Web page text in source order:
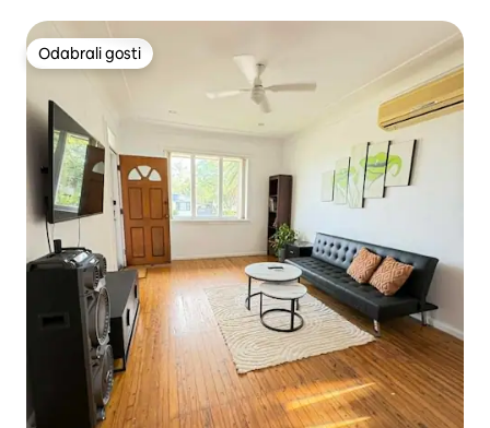
Odabrali gosti
Odabrali gosti